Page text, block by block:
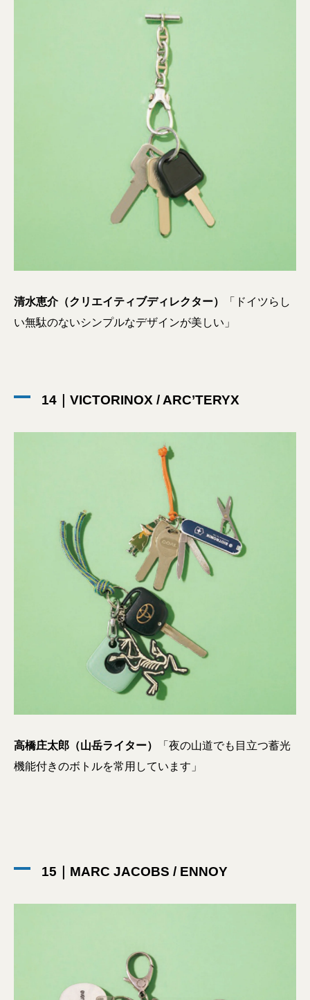
清水恵介（クリエイティブディレクター）
「ドイツらし
い無駄のないシンプルなデザインが美しい」
14｜VICTORINOX / ARC’TERYX
高橋庄太郎（山岳ライター）
「夜の山道でも目立つ蓄光
機能付きのボトルを常用しています」
15｜MARC JACOBS / ENNOY